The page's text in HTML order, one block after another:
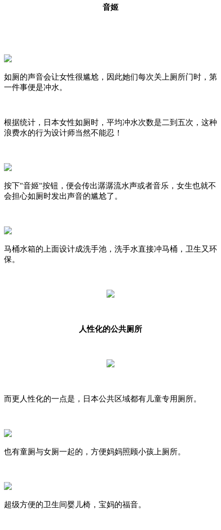
音姬
如厕的声音会让女性很尴尬，因此她们每次关上厕所门时，第
一件事便是冲水。
根据统计，日本女性如厕时，平均冲水次数是二到五次，这种
浪费水的行为设计师当然不能忍！
按下"音姬"按钮，便会传出潺潺流水声或者音乐，女生也就不
会担心如厕时发出声音的尴尬了。
马桶水箱的上面设计成洗手池，洗手水直接冲马桶，卫生又环
保。
人性化的公共厕所
而更人性化的一点是，日本公共区域都有儿童专用厕所。
也有童厕与女厕一起的，方便妈妈照顾小孩上厕所。
超级方便的卫生间婴儿椅，宝妈的福音。